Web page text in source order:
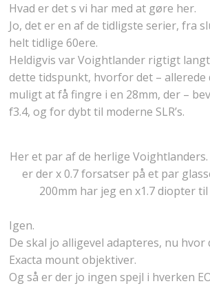
Hvad er det s vi har med at gøre her.
Jo, det er en af de tidligste serier, fra
helt tidlige 60ere.
Heldigvis var Voightlander rigtigt
dette tidspunkt, hvorfor det – allerede
muligt at få fingre i en 28mm, der –
f3.4, og for dybt til moderne SLR’s.
Her et par af de herlige
er der x 0.7 forsatser på et par
200mm har jeg en x1.7 diopter
Igen.
De skal jo alligevel adapteres, nu hvor
Exacta mount objektiver.
Og så er der jo ingen spejl i hverken